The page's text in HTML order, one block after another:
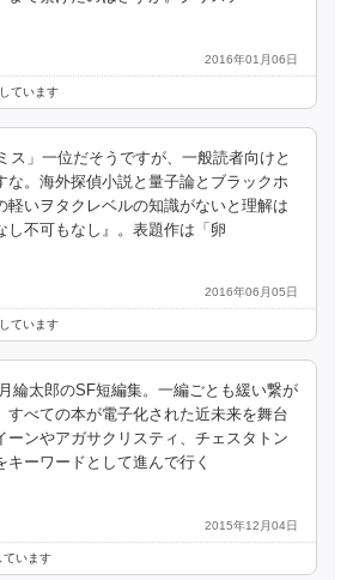
2016年01月06日
ています
ス」一位だそうですが、一般読者向けと
な。海外探偵小説と量子論とブラックホ
軽いヲタクレベルの知識がないと理解は
し不可もなし』。表題作は「卵
2016年06月05日
ています
綸太郎のSF短編集。一編ごとも緩い繋が
すべての本が電子化された近未来を舞台
ーンやアガサクリスティ、チェスタトン
キーワードとして進んで行く
2015年12月04日
ています